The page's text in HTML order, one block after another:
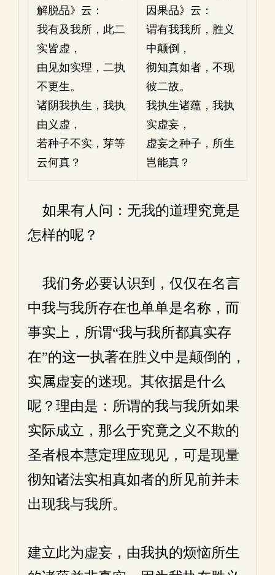
解脱品》云：
我有及我所，此二
实皆虚，
由见如实理，二执
不更生。
诸阴我执生，我执
由义虚，
若种子不实，芽等
云何真？
因果品》云：
谓有我我所，胜义
中颠倒，
彻知真如者，不现
彼二故。
我执生诸蕴，我执
实虚妄，
虚妄之种子，所生
岂能真？
如果有人问：无我的道理究竟是
怎样的呢？
我们务必要认识到，仅仅在名言
中我与我所存在也单单是名称，而
事实上，所谓“我与我所都真实存
在”的这一执著在胜义中是颠倒的，
实属虚妄的迷现。其依据是什么
呢？理由是：所谓的我与我所如果
实际成立，那么于究竟之义不欺的
圣者根本慧定理应现见，可是现量
彻知诸法实相真如者的所见前并未
出现我与我所。
建立此为虚妄，由我执的烦恼所生